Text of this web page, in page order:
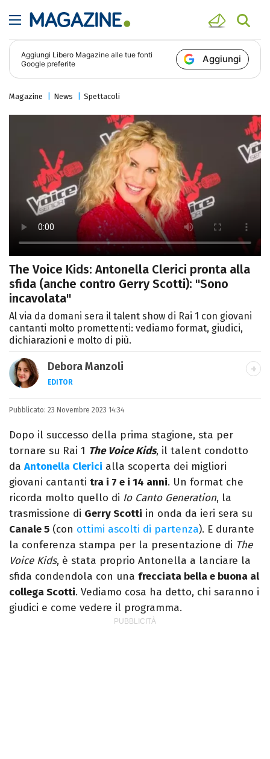
Aggiungi Libero Magazine alle tue fonti
Google preferite
Aggiungi
Magazine News Spettacoli
The Voice Kids: Antonella Clerici pronta alla
sfida (anche contro Gerry Scotti): "Sono
incavolata"
Al via da domani sera il talent show di Rai 1 con giovani
cantanti molto promettenti: vediamo format, giudici,
dichiarazioni e molto di più.
Debora Manzoli
EDITOR
LINKEDIN
INSTAGRAM FACEBOOK SITO
Scrittrice, copywriter, editor e pubblicista
mantovana, laureata in Lettere, Cinema e
Tv. Ha due libri all’attivo e ama la scrittura
alla follia.
Pubblicato: 23 Novembre 2023 14:34
Dopo il successo della prima stagione, sta per
tornare su Rai 1 The Voice Kids, il talent condotto
da Antonella Clerici alla scoperta dei migliori
giovani cantanti tra i 7 e i 14 anni. Un format che
ricorda molto quello di Io Canto Generation, la
trasmissione di Gerry Scotti in onda da ieri sera su
Canale 5 (con ottimi ascolti di partenza). E durante
la conferenza stampa per la presentazione di The
Voice Kids, è stata proprio Antonella a lanciare la
sfida condendola con una frecciata bella e buona al
collega Scotti. Vediamo cosa ha detto, chi saranno i
giudici e come vedere il programma.